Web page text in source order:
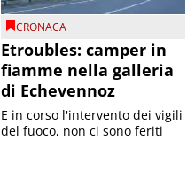
CRONACA
Etroubles: camper in
fiamme nella galleria
di Echevennoz
E in corso l'intervento dei vigili
del fuoco, non ci sono feriti